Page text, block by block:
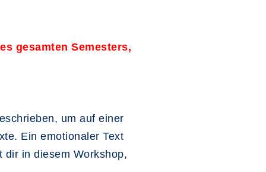
gesamten Semesters,
um auf einer
Ein emotionaler Text
dir in diesem Workshop,